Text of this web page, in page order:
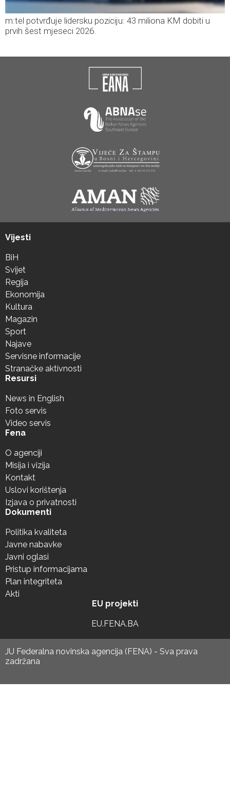
m:tel potvrđuje lidersku poziciju: 43 miliona KM dobiti u
prvih šest mjeseci 2026.
Vijesti
BiH
Svijet
Regija
Ekonomija
Kultura
Magazin
Sport
Najave
Servisne informacije
Stranačke aktivnosti
Resursi
News in English
Foto servis
Video servis
Fena
O agenciji
Misija i vizija
Kontakt
Uslovi korištenja
Izjava o privatnosti
Dokumenti
Politika kvaliteta
Javne nabavke
Javni oglasi
Pristup informacijama
Plan integriteta
Akti
EU projekti
EU.FENA.BA
JU Federalna novinska agencija (FENA) - Sva prava
zadržana